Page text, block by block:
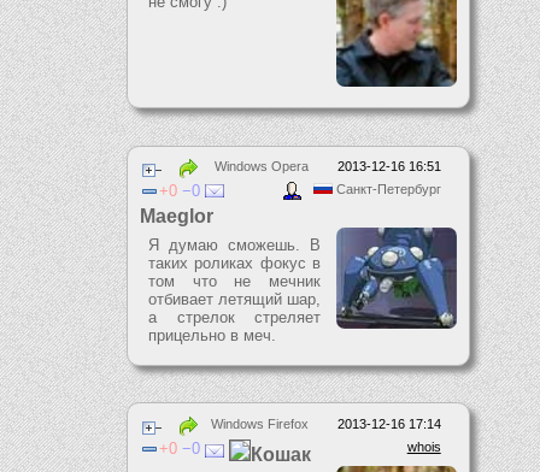
2013-12-16 16:51
Windows Opera
Санкт-Петербург
0 0
Maeglor
Я думаю сможешь. В
таких роликах фокус в
том что не мечник
отбивает летящий шар,
а стрелок стреляет
прицельно в меч.
2013-12-16 17:14
Windows Firefox
whois
0 0 Кошак